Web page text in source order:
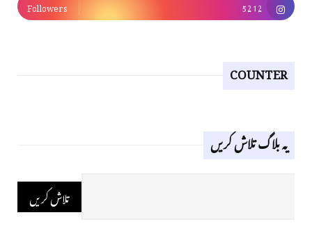
5212
Followers
COUNTER
یہ بلاگ تلاش کریں